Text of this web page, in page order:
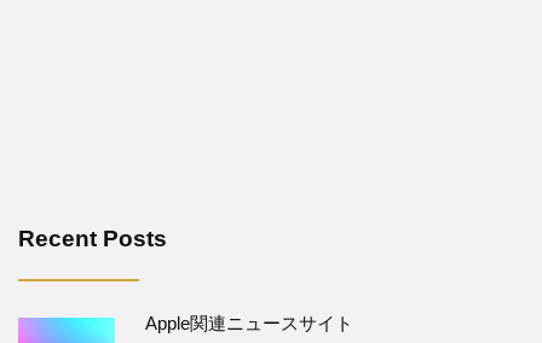
Recent Posts
Apple関連ニュースサイト